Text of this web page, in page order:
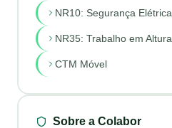
NR10: Segurança Elétrica
NR35: Trabalho em Altura
CTM Móvel
Sobre a Colabor